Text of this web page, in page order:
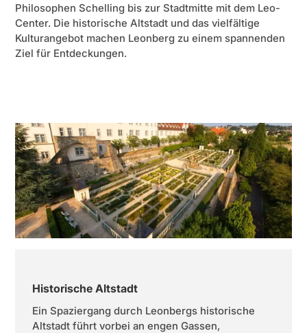
Philosophen Schelling bis zur Stadtmitte mit dem Leo-
Center. Die historische Altstadt und das vielfältige
Kulturangebot machen Leonberg zu einem spannenden
Ziel für Entdeckungen.
Historische Altstadt
Ein Spaziergang durch Leonbergs historische
Altstadt führt vorbei an engen Gassen,